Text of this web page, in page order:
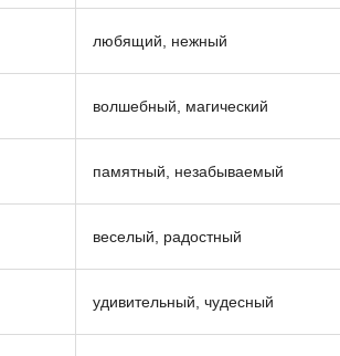
любящий, нежный
волшебный, магический
памятный, незабываемый
веселый, радостный
удивительный, чудесный